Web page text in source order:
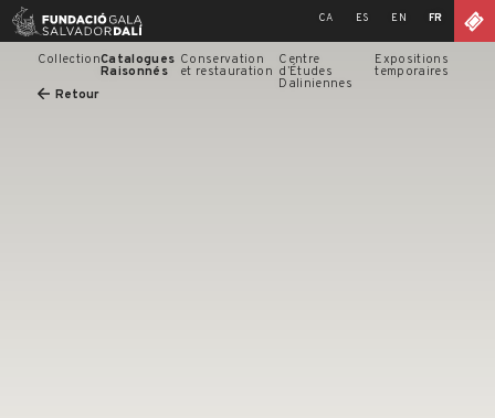
Skip
CA ES EN FR
CollectionCatalogues
Raisonnés
Conservation
et restauration
Centre
d’Études
Daliniennes
Expositions
temporaires
Retour